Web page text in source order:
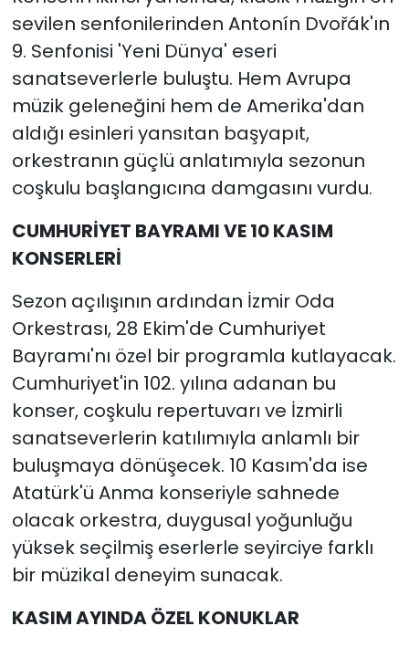
sevilen senfonilerinden Antonín Dvořák'ın
9. Senfonisi 'Yeni Dünya' eseri
sanatseverlerle buluştu. Hem Avrupa
müzik geleneğini hem de Amerika'dan
aldığı esinleri yansıtan başyapıt,
orkestranın güçlü anlatımıyla sezonun
coşkulu başlangıcına damgasını vurdu.
CUMHURİYET BAYRAMI VE 10 KASIM
KONSERLERİ
Sezon açılışının ardından İzmir Oda
Orkestrası, 28 Ekim'de Cumhuriyet
Bayramı'nı özel bir programla kutlayacak.
Cumhuriyet'in 102. yılına adanan bu
konser, coşkulu repertuvarı ve İzmirli
sanatseverlerin katılımıyla anlamlı bir
buluşmaya dönüşecek. 10 Kasım'da ise
Atatürk'ü Anma konseriyle sahnede
olacak orkestra, duygusal yoğunluğu
yüksek seçilmiş eserlerle seyirciye farklı
bir müzikal deneyim sunacak.
KASIM AYINDA ÖZEL KONUKLAR